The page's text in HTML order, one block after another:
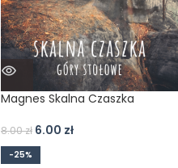
Magnes Skalna Czaszka
8.00zł 6.00 zł
-25%